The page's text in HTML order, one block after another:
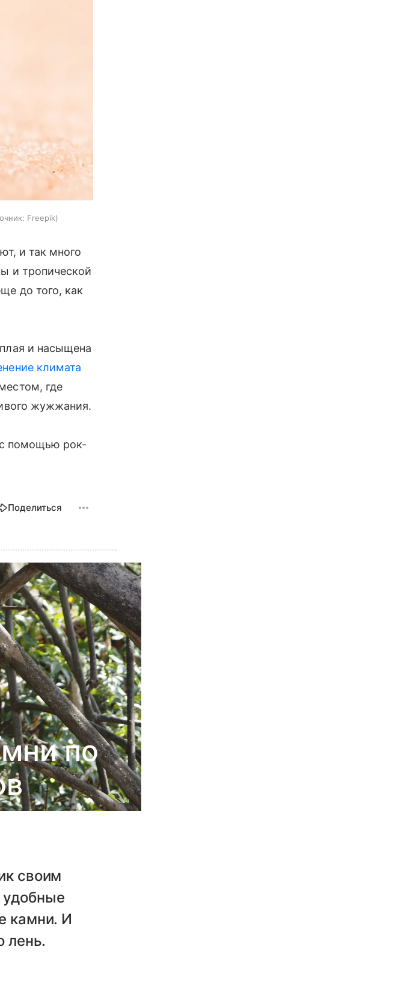
Freepik
и так много
и тропической
до того, как
и насыщена
климата
где
жужжания.
помощью рок-
Поделиться
по
своим
камни. И
лень.